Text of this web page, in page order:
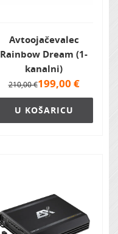
Avtoojačevalec
Rainbow Dream (1-
kanalni)
210,00 €199,00 €
U KOŠARICU